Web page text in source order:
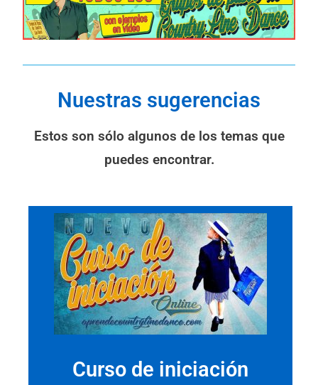
Nuestras sugerencias
Estos son sólo algunos de los temas que
puedes encontrar.
Curso de iniciación